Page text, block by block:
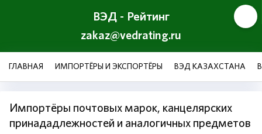
ВЭД - Рейтинг
zakaz@vedrating.ru
ГЛАВНАЯ ИМПОРТЁРЫ И ЭКСПОРТЁРЫ ВЭД КАЗАХСТАНА
Импортёры почтовых марок, канцелярских
принададлежностей и аналогичных предметов